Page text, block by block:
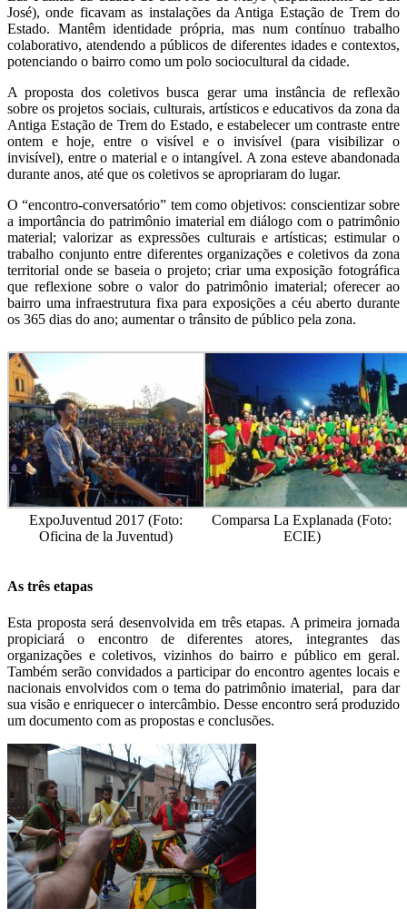
José), onde ficavam as instalações da Antiga Estação de Trem do
Estado. Mantêm identidade própria, mas num contínuo trabalho
colaborativo, atendendo a públicos de diferentes idades e contextos,
potenciando o bairro como um polo sociocultural da cidade.
A proposta dos coletivos busca gerar uma instância de reflexão
sobre os projetos sociais, culturais, artísticos e educativos da zona da
Antiga Estação de Trem do Estado, e estabelecer um contraste entre
ontem e hoje, entre o visível e o invisível (para visibilizar o
invisível), entre o material e o intangível. A zona esteve abandonada
durante anos, até que os coletivos se apropriaram do lugar.
O “encontro-conversatório” tem como objetivos: conscientizar sobre
a importância do patrimônio imaterial em diálogo com o patrimônio
material; valorizar as expressões culturais e artísticas; estimular o
trabalho conjunto entre diferentes organizações e coletivos da zona
territorial onde se baseia o projeto; criar uma exposição fotográfica
que reflexione sobre o valor do patrimônio imaterial; oferecer ao
bairro uma infraestrutura fixa para exposições a céu aberto durante
os 365 dias do ano; aumentar o trânsito de público pela zona.
ExpoJuventud 2017 (Foto:
Oficina de la Juventud)
Comparsa La Explanada (Foto:
ECIE)
As três etapas
Esta proposta será desenvolvida em três etapas. A primeira jornada
propiciará o encontro de diferentes atores, integrantes das
organizações e coletivos, vizinhos do bairro e público em geral.
Também serão convidados a participar do encontro agentes locais e
nacionais envolvidos com o tema do patrimônio imaterial, para dar
sua visão e enriquecer o intercâmbio. Desse encontro será produzido
um documento com as propostas e conclusões.